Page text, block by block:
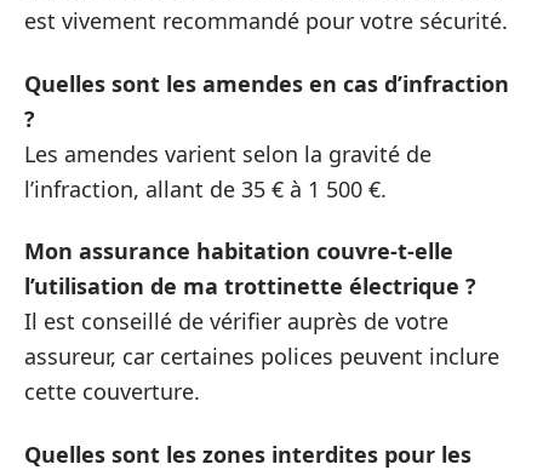
est vivement recommandé pour votre sécurité.
Quelles sont les amendes en cas d’infraction
?
Les amendes varient selon la gravité de
l’infraction, allant de 35 € à 1 500 €.
Mon assurance habitation couvre-t-elle
l’utilisation de ma trottinette électrique ?
Il est conseillé de vérifier auprès de votre
assureur, car certaines polices peuvent inclure
cette couverture.
Quelles sont les zones interdites pour les